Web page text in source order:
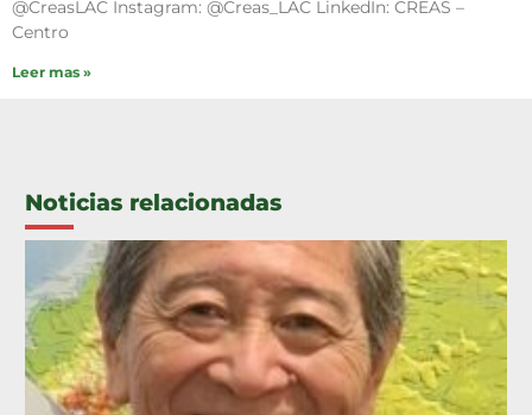
@CreasLAC Instagram: @Creas_LAC LinkedIn: CREAS –
Centro
Leer mas »
Noticias relacionadas